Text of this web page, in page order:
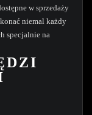
w sprzedaży
niemal każdy
specjalnie na